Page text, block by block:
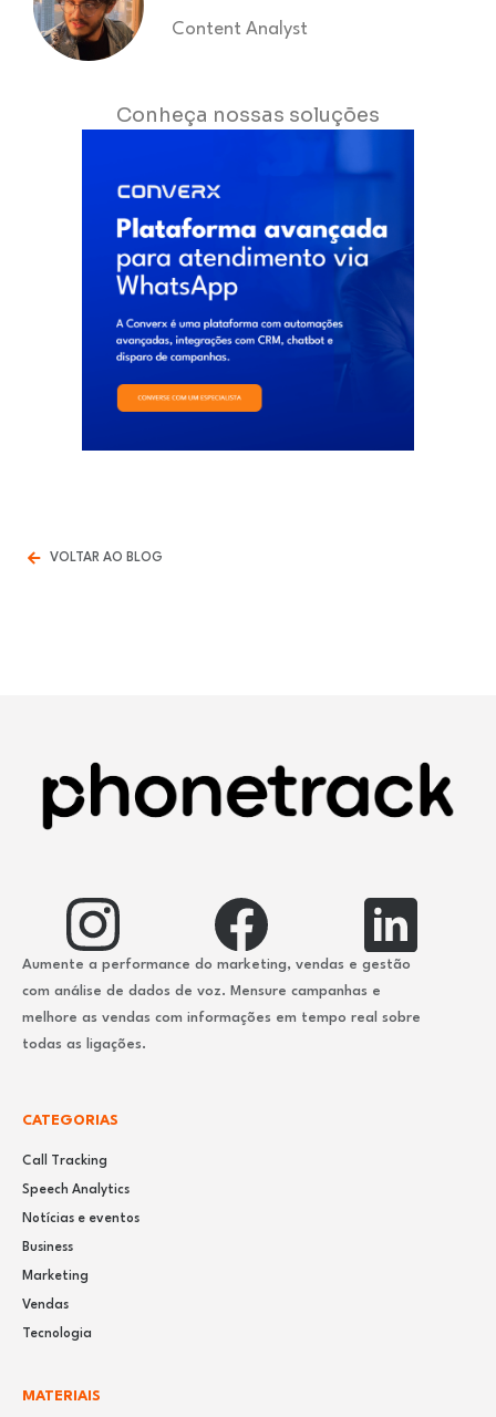
Content Analyst
Conheça nossas soluções
VOLTAR AO BLOG
Aumente a performance do marketing, vendas e gestão
com análise de dados de voz. Mensure campanhas e
melhore as vendas com informações em tempo real sobre
todas as ligações.
CATEGORIAS
Call Tracking
Speech Analytics
Notícias e eventos
Business
Marketing
Vendas
Tecnologia
MATERIAIS